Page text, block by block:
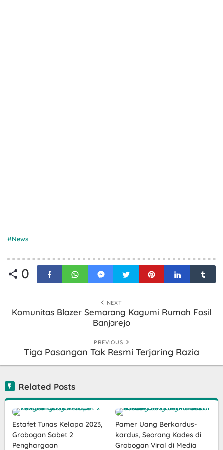
News
0
NEXT
Komunitas Blazer Semarang Kagumi Rumah Fosil
Banjarejo
PREVIOUS
Tiga Pasangan Tak Resmi Terjaring Razia
Related Posts
Estafet Tunas Kelapa 2023,
Grobogan Sabet 2
Penghargaan
Pamer Uang Berkardus-
kardus, Seorang Kades di
Grobogan Viral di Media